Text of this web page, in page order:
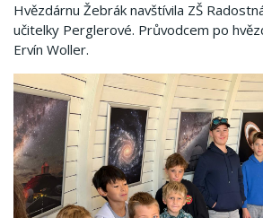
Hvězdárnu Žebrák navštívila ZŠ
učitelky Perglerové. Průvodcem po
Ervín Woller.